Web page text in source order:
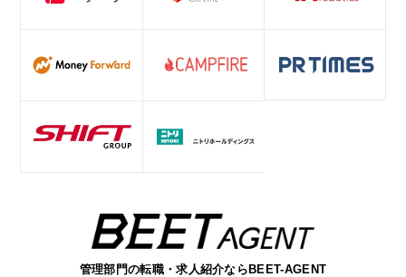
管理部門の転職・求人紹介ならBEET-AGENT